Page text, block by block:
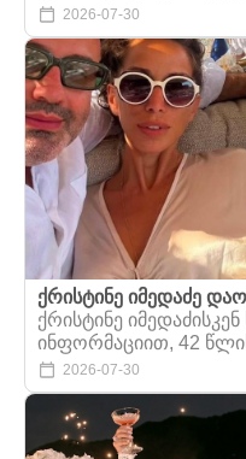
2026-07-30
ქრისტინე იმედაძე
ქრისტინე
ინფორმაციით, 42
2026-07-30